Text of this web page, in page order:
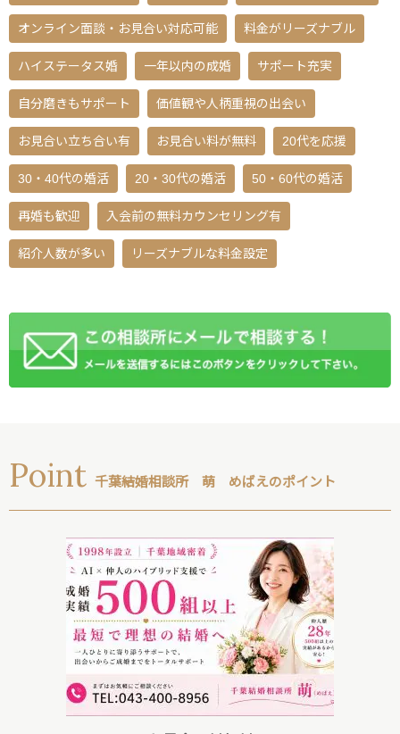
オンライン面談・お見合い対応可能 料金がリーズナブル
ハイステータス婚 一年以内の成婚 サポート充実
自分磨きもサポート 価値観や人柄重視の出会い
お見合い立ち合い有 お見合い料が無料 20代を応援
30・40代の婚活 20・30代の婚活 50・60代の婚活
再婚も歓迎 入会前の無料カウンセリング有
紹介人数が多い リーズナブルな料金設定
Point 千葉結婚相談所 萌 めばえのポイント